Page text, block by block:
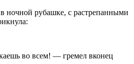
ночной рубашке, с растрепанными
во всем! — гремел вконец